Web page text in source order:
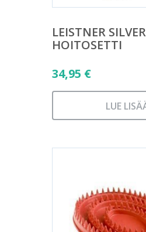
LEISTNER
HOITOSETTI
34,95 €
LUE